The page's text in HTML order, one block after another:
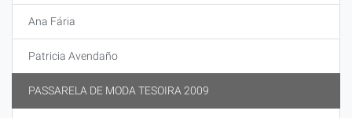
Ana Fária
Patricia Avendaño
PASSARELA DE MODA TESOIRA 2009